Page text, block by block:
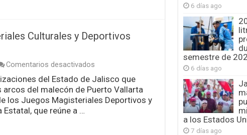
Culturales y Deportivos
Comentarios desactivadosen
Vallarta
los
Juegos
Magisteriales
del Estado de Jalisco que
del malecón de Puerto Vallarta
los Juegos Magisteriales Deportivos y
que reúne a …
6 días ago
semestre de
6 días ago
a los Estados
7 días ago